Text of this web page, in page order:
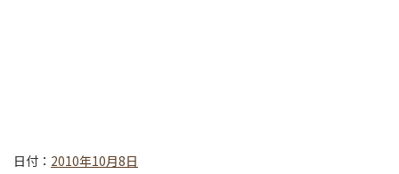
日付： 2010年10月8日